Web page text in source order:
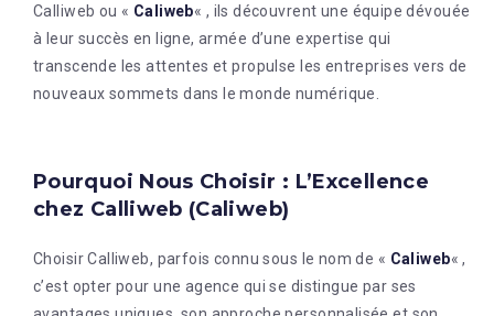
Calliweb ou « Caliweb« , ils découvrent une équipe dévouée
à leur succès en ligne, armée d’une expertise qui
transcende les attentes et propulse les entreprises vers de
nouveaux sommets dans le monde numérique.
Pourquoi Nous Choisir : L’Excellence
chez Calliweb (Caliweb)
Choisir Calliweb, parfois connu sous le nom de « Caliweb« ,
c’est opter pour une agence qui se distingue par ses